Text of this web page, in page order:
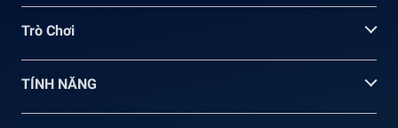
Trò Chơi
TÍNH NĂNG